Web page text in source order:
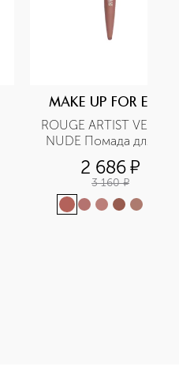
MAKE UP FOR EVER
ROUGE ARTIST VELVET
NUDE Помада для губ
2 686¤
3 160 ¤